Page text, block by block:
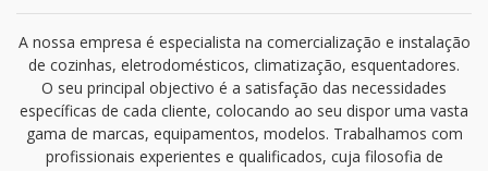
A nossa empresa é especialista na comercialização e instalação
de cozinhas, eletrodomésticos, climatização, esquentadores.
O seu principal objectivo é a satisfação das necessidades
específicas de cada cliente, colocando ao seu dispor uma vasta
gama de marcas, equipamentos, modelos. Trabalhamos com
profissionais experientes e qualificados, cuja filosofia de